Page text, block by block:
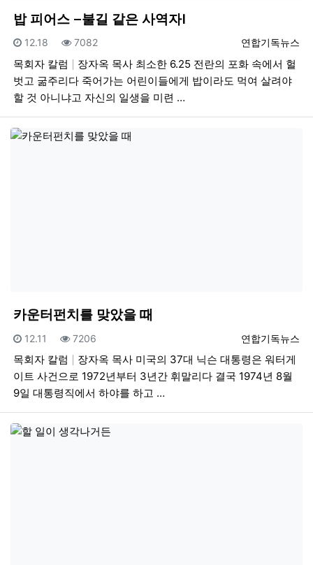
밥 피어스 –불길 같은 사역자Ⅰ
등록자
연합기독뉴스
등록일
12.18 조회
7082
목회자 칼럼
장자옥 목사 최소한 6.25 전란의 포화 속에서 헐
벗고 굶주리다 죽어가는 어린이들에게 밥이라도 먹여 살려야
할 것 아니냐고 자신의 일생을 미련 …
카운터펀치를 맞았을 때
등록자
연합기독뉴스
등록일
12.11 조회
7206
목회자 칼럼
장자옥 목사 미국의 37대 닉슨 대통령은 워터게
이트 사건으로 1972년부터 3년간 휘말리다 결국 1974년 8월
9일 대통령직에서 하야를 하고 …